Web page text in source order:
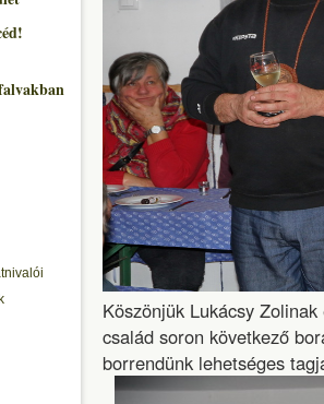
Köszönjük Lukácsy
család soron következő
borrendünk lehetséges